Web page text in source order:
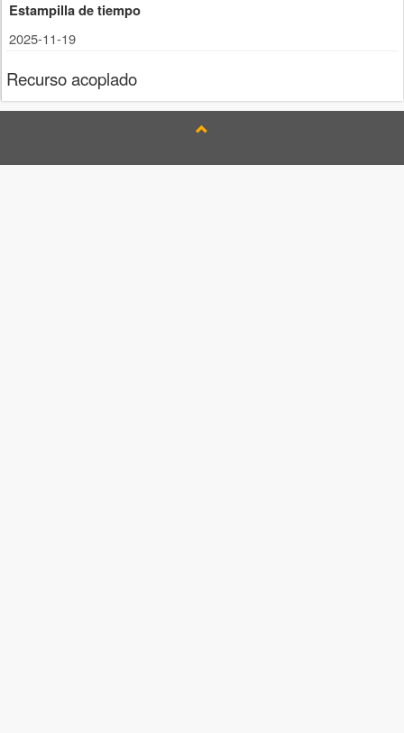
Estampilla de tiempo
2025-11-19
Recurso acoplado